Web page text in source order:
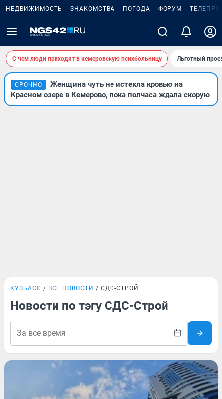
НЕДВИЖИМОСТЬ ЗНАКОМСТВА ПОГОДА ФОРУМ
С чем люди приходят в кемеровскую психбольницу Льготный
СРОЧНО
Женщина чуть не истекла кровью на
Красном озере в Кемерово, пока полчаса ждала скорую
КУЗБАСС ВСЕ НОВОСТИ СДС-СТРОЙ
Новости по тэгу СДС-Строй